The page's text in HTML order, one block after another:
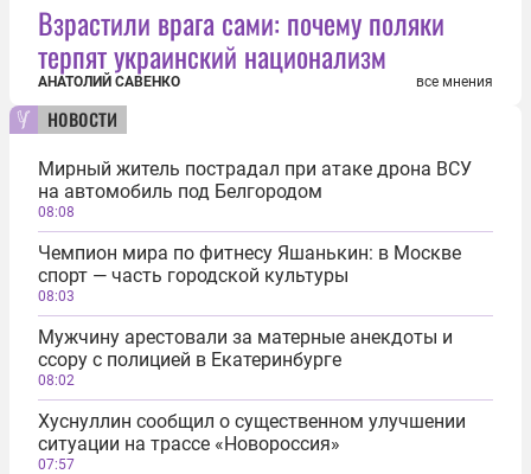
Взрастили врага сами: почему поляки
терпят украинский национализм
АНАТОЛИЙ САВЕНКО все мнения
новости
Мирный житель пострадал при атаке дрона ВСУ
на автомобиль под Белгородом
08:08
Чемпион мира по фитнесу Яшанькин: в Москве
спорт — часть городской культуры
08:03
Мужчину арестовали за матерные анекдоты и
ссору с полицией в Екатеринбурге
08:02
Хуснуллин сообщил о существенном улучшении
ситуации на трассе «Новороссия»
07:57